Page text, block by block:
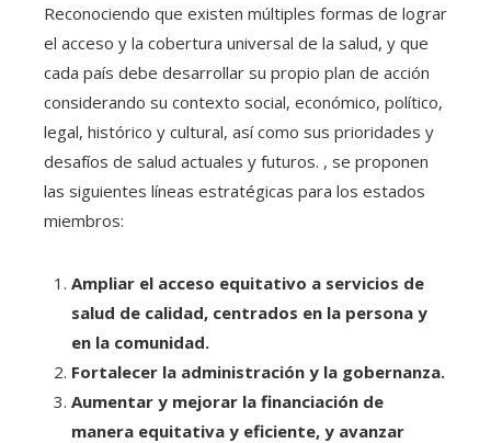
Reconociendo que existen múltiples formas de lograr
el acceso y la cobertura universal de la salud, y que
cada país debe desarrollar su propio plan de acción
considerando su contexto social, económico, político,
legal, histórico y cultural, así como sus prioridades y
desafíos de salud actuales y futuros. , se proponen
las siguientes líneas estratégicas para los estados
miembros:
Ampliar el acceso equitativo a servicios de
salud de calidad, centrados en la persona y
en la comunidad.
Fortalecer la administración y la gobernanza.
Aumentar y mejorar la financiación de
manera equitativa y eficiente, y avanzar